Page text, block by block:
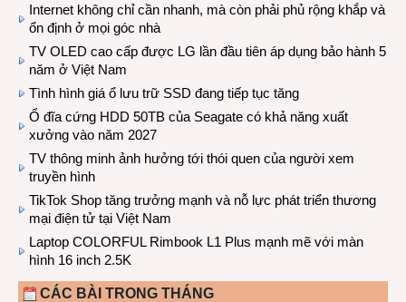
Internet không chỉ cần nhanh, mà còn phải phủ rộng khắp và
ổn định ở mọi góc nhà
TV OLED cao cấp được LG lần đầu tiên áp dụng bảo hành 5
năm ở Việt Nam
Tình hình giá ổ lưu trữ SSD đang tiếp tục tăng
Ổ đĩa cứng HDD 50TB của Seagate có khả năng xuất
xưởng vào năm 2027
TV thông minh ảnh hưởng tới thói quen của người xem
truyền hình
TikTok Shop tăng trưởng mạnh và nỗ lực phát triển thương
mại điện tử tại Việt Nam
Laptop COLORFUL Rimbook L1 Plus mạnh mẽ với màn
hình 16 inch 2.5K
CÁC BÀI TRONG THÁNG